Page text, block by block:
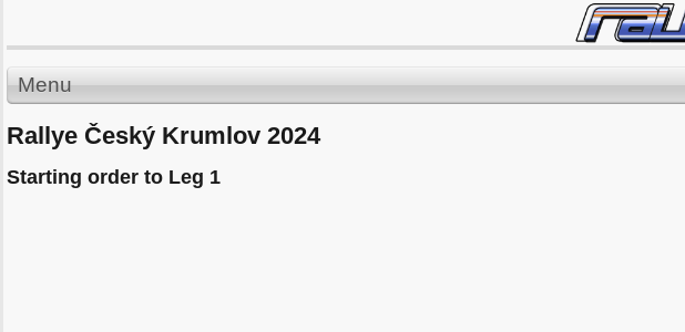
Menu
Rallye Český Krumlov 2024
Starting order to Leg 1